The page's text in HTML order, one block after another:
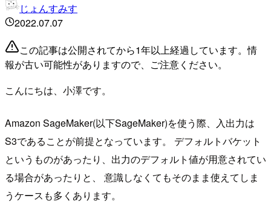
じょんすみす
2022.07.07
この記事は公開されてから1年以上経過しています。情
報が古い可能性がありますので、ご注意ください。
こんにちは、小澤です。
Amazon SageMaker(以下SageMaker)を使う際、入出力は
S3であることが前提となっています。 デフォルトバケット
というものがあったり、出力のデフォルト値が用意されてい
る場合があったりと、 意識しなくてもそのまま使えてしま
うケースも多くあります。